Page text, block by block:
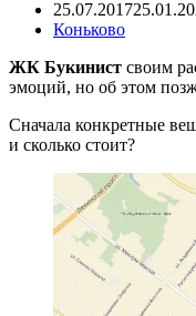
25.07.2017
Коньково
ЖК Букинист своим
эмоций, но об этом
Сначала конкретные
и сколько стоит?